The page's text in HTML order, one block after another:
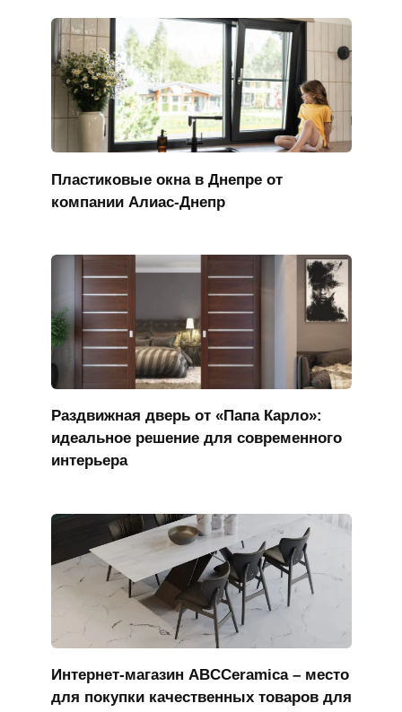
Пластиковые окна в Днепре от
компании Алиас-Днепр
Раздвижная дверь от «Папа Карло»:
идеальное решение для современного
интерьера
Интернет-магазин ABCCeramica – место
для покупки качественных товаров для